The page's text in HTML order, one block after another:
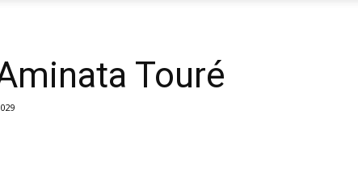
Touré